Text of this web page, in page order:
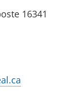
16341